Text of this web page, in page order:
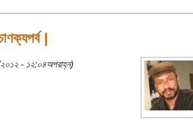
|
- ১২:০৪অপরাহ্ন)